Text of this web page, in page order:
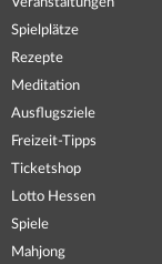
Spielplätze
Rezepte
Meditation
Ausflugsziele
Freizeit-Tipps
Ticketshop
Lotto Hessen
Spiele
Mahjong